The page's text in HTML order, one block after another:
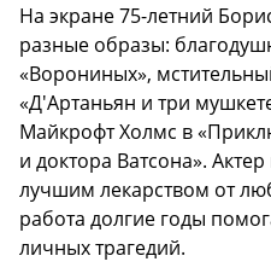
На экране 75-летний
разные образы:
«Ворониных»,
«Д'Артаньян и три
Майкрофт Холмс в
и доктора Ватсона».
лучшим лекарством от
работа долгие годы
личных трагедий.